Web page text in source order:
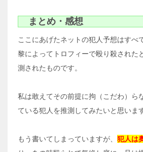
まとめ・感想
ここにあげたネットの犯人予想はすべ
黎によってトロフィーで殴り殺された
測されたものです。
私は敢えてその前提に拘（こだわ）ら
ている犯人を推測してみたいと思いま
もう書いてしまっていますが、 犯人は